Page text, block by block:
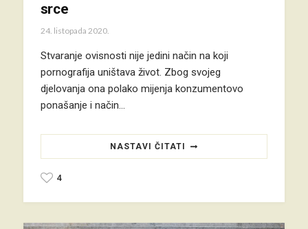
srce
24. listopada 2020.
Stvaranje ovisnosti nije jedini način na koji
pornografija uništava život. Zbog svojeg
djelovanja ona polako mijenja konzumentovo
ponašanje i način…
NASTAVI ČITATI
4